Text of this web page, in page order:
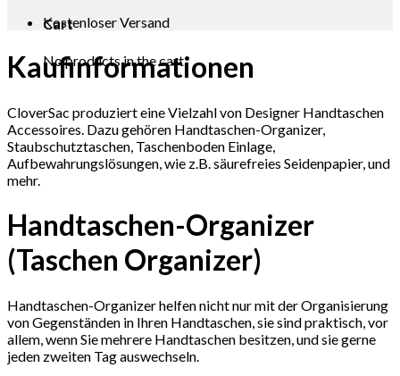
Cart
No products in the cart.
Kostenloser Versand
Kaufinformationen
CloverSac produziert eine Vielzahl von Designer Handtaschen
Accessoires. Dazu gehören Handtaschen-Organizer,
Staubschutztaschen, Taschenboden Einlage,
Aufbewahrungslösungen, wie z.B. säurefreies Seidenpapier, und
mehr.
Handtaschen-Organizer
(Taschen Organizer)
Handtaschen-Organizer helfen nicht nur mit der Organisierung
von Gegenständen in Ihren Handtaschen, sie sind praktisch, vor
allem, wenn Sie mehrere Handtaschen besitzen, und sie gerne
jeden zweiten Tag auswechseln.